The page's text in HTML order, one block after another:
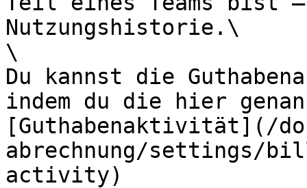
Nutzungshistorie.\
\
Du kannst die
indem du die hier
[Guthabenaktivität](/
abrechnung/settings/
activity)